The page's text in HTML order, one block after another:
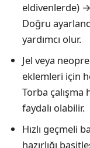
eldivenlerde)
Doğru
yardımcı olur.
Jel veya
eklemleri için
Torba çalışma
faydalı olabilir.
Hızlı geçmeli
hazırlığı